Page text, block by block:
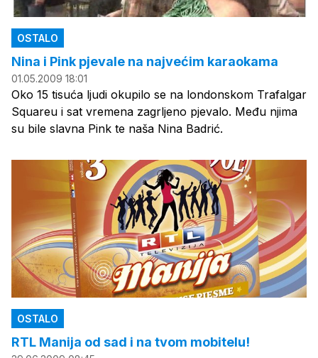
OSTALO
Nina i Pink pjevale na najvećim karaokama
01.05.2009 18:01
Oko 15 tisuća ljudi okupilo se na londonskom Trafalgar
Squareu i sat vremena zagrljeno pjevalo. Među njima
su bile slavna Pink te naša Nina Badrić.
OSTALO
RTL Manija od sad i na tvom mobitelu!